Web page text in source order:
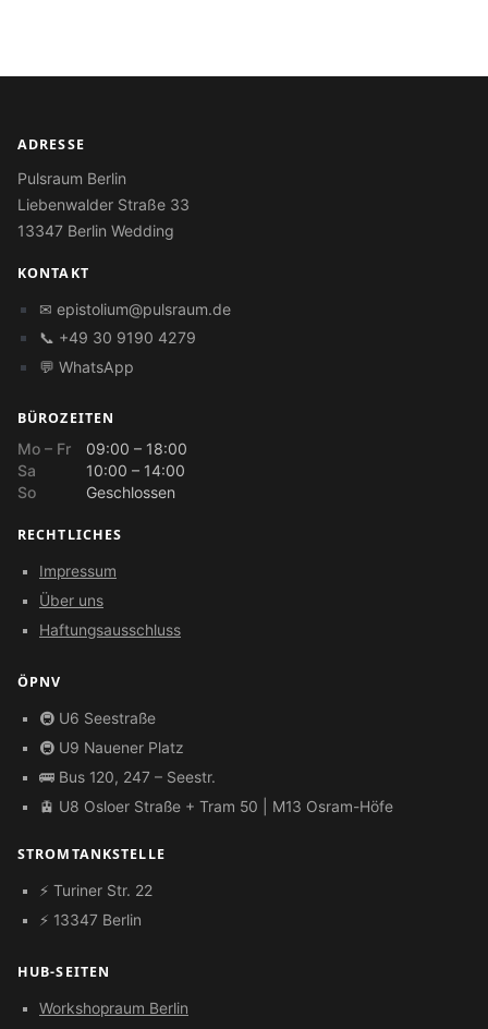
ADRESSE
Pulsraum Berlin
Liebenwalder Straße 33
13347 Berlin Wedding
KONTAKT
✉ epistolium@pulsraum.de
📞 +49 30 9190 4279
💬 WhatsApp
BÜROZEITEN
Mo – Fr
09:00 – 18:00
Sa
10:00 – 14:00
So
Geschlossen
RECHTLICHES
Impressum
Über uns
Haftungsausschluss
ÖPNV
🚇 U6 Seestraße
🚇 U9 Nauener Platz
🚌 Bus 120, 247 – Seestr.
🚊 U8 Osloer Straße + Tram 50 | M13 Osram-Höfe
STROMTANKSTELLE
⚡ Turiner Str. 22
⚡ 13347 Berlin
HUB-SEITEN
Workshopraum Berlin